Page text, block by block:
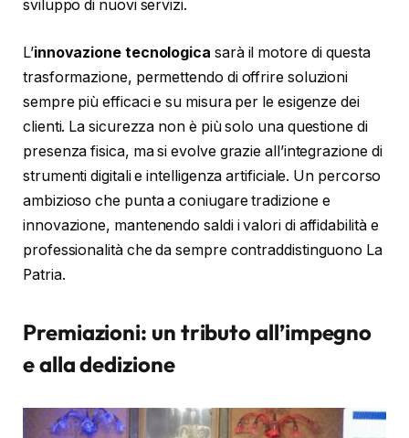
sviluppo di nuovi servizi.
L’innovazione tecnologica sarà il motore di questa
trasformazione, permettendo di offrire soluzioni
sempre più efficaci e su misura per le esigenze dei
clienti. La sicurezza non è più solo una questione di
presenza fisica, ma si evolve grazie all’integrazione di
strumenti digitali e intelligenza artificiale. Un percorso
ambizioso che punta a coniugare tradizione e
innovazione, mantenendo saldi i valori di affidabilità e
professionalità che da sempre contraddistinguono La
Patria.
Premiazioni: un tributo all’impegno
e alla dedizione